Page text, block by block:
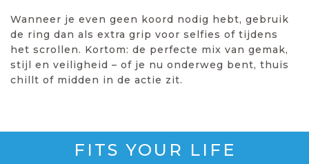
Wanneer je even geen koord nodig hebt, gebruik
de ring dan als extra grip voor selfies of tijdens
het scrollen. Kortom: de perfecte mix van gemak,
stijl en veiligheid – of je nu onderweg bent, thuis
chillt of midden in de actie zit.
FITS YOUR LIFE